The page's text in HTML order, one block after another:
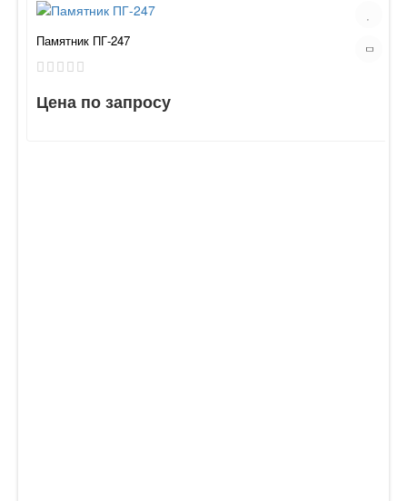
Памятник ПГ-247
Цена по запросу